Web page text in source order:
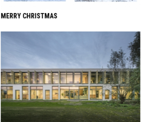
MERRY CHRISTMAS